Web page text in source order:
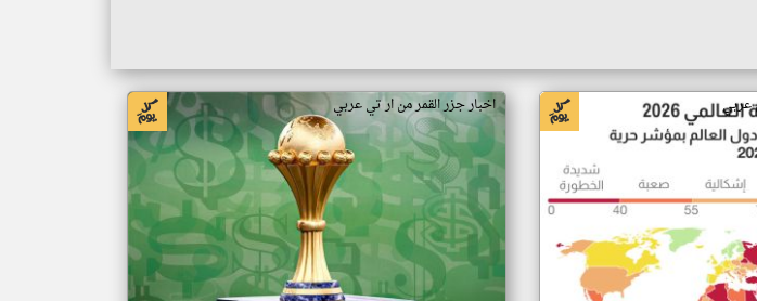
عربي اخبار جزر القمر من ار تي عربي